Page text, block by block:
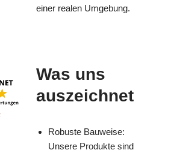
einer realen Umgebung.
Was uns
auszeichnet
Robuste Bauweise:
Unsere Produkte sind